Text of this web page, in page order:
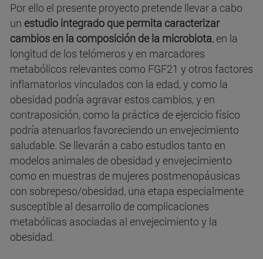
Por ello el presente proyecto pretende llevar a cabo
un estudio integrado que permita caracterizar
cambios en la composición de la microbiota, en la
longitud de los telómeros y en marcadores
metabólicos relevantes como FGF21 y otros factores
inflamatorios vinculados con la edad, y como la
obesidad podría agravar estos cambios, y en
contraposición, como la práctica de ejercicio físico
podría atenuarlos favoreciendo un envejecimiento
saludable. Se llevarán a cabo estudios tanto en
modelos animales de obesidad y envejecimiento
como en muestras de mujeres postmenopáusicas
con sobrepeso/obesidad, una etapa especialmente
susceptible al desarrollo de complicaciones
metabólicas asociadas al envejecimiento y la
obesidad.